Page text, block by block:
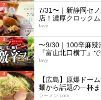
2
7/31〜｜新静岡セ
店！濃厚クロック
favy
3
〜9/30｜100辛麻辣
『富山北口横丁』
favy
4
【広島】原爆ドー
麺から話題の一杯
ラーメン.com